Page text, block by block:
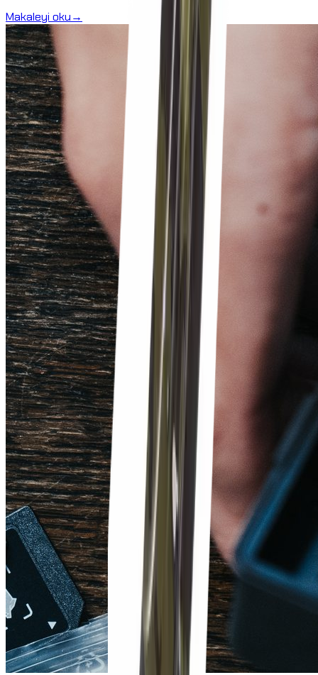
Makaleyi oku→